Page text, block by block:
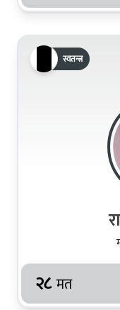
स्वतन्त्र
२८ मत